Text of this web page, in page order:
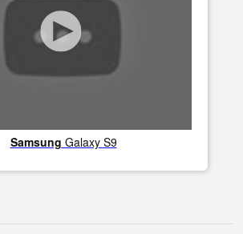
Samsung Galaxy S9